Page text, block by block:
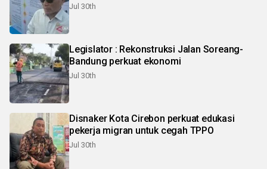
Jul 30th
Legislator : Rekonstruksi Jalan Soreang-
Bandung perkuat ekonomi
Jul 30th
Disnaker Kota Cirebon perkuat edukasi
pekerja migran untuk cegah TPPO
Jul 30th